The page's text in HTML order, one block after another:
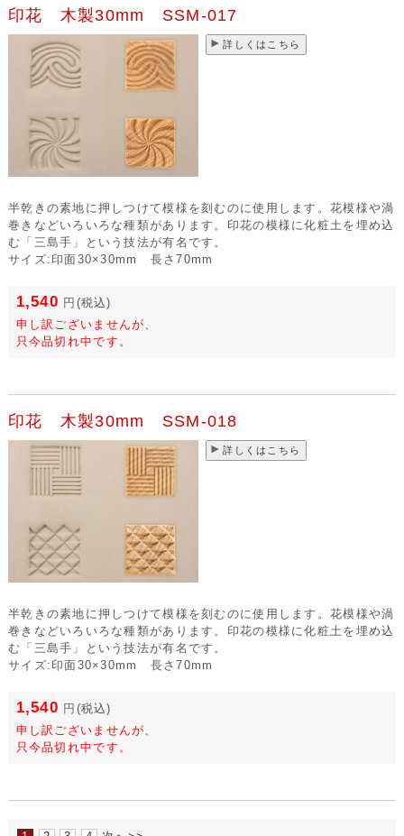
印花 木製30mm SSM-017
詳しくはこちら
半乾きの素地に押しつけて模様を刻むのに使用します。花模様や渦
巻きなどいろいろな種類があります。印花の模様に化粧土を埋め込
む「三島手」という技法が有名です。
サイズ:印面30×30mm 長さ70mm
1,540 円 (税込)
申し訳ございませんが、
只今品切れ中です。
印花 木製30mm SSM-018
詳しくはこちら
半乾きの素地に押しつけて模様を刻むのに使用します。花模様や渦
巻きなどいろいろな種類があります。印花の模様に化粧土を埋め込
む「三島手」という技法が有名です。
サイズ:印面30×30mm 長さ70mm
1,540 円 (税込)
申し訳ございませんが、
只今品切れ中です。